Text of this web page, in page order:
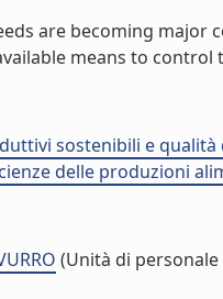
are becoming
means to control
sostenibili e qualità
delle produzioni
(Unità di